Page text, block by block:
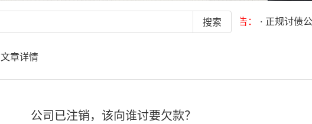
最新公告： · 正规讨债公司不
文章详情
公司已注销，该向谁讨要欠款？